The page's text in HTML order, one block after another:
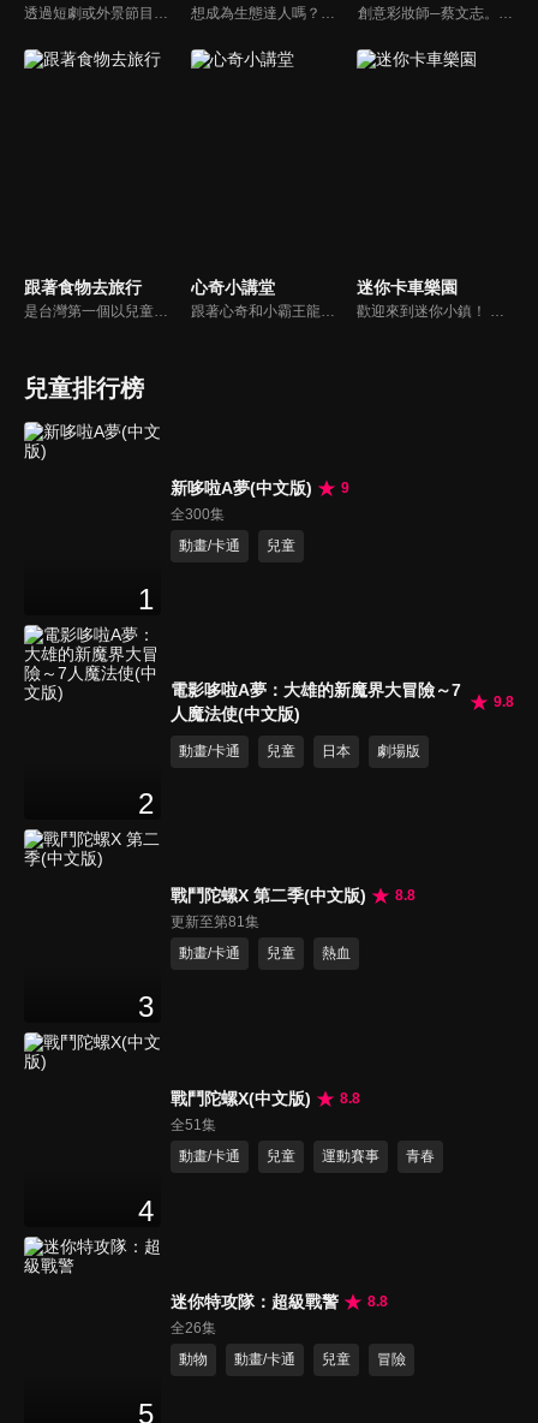
跟著食物去旅行
是台灣第一個以兒童的視野，帶領大家到食材的產地，了解食材生長的過程，以及農夫種植、養殖的辛苦，深具教育意義節目。透過長達三個月至半年的產地體驗，從一顆種子變成一桌子的菜，讓孩子更能深刻體會到生命的歷程，對食物營養、食品安全的認識，以及食文化的傳承、與環境的調和、對食物的感恩之心。
心奇小講堂
跟著心奇和小霸王龍的步伐 ，一起遊戲、 一起成長、 一起學習。
迷你卡車樂園
歡迎來到迷你小鎮！ 這是一部讓孩子們快樂的動畫片，這裡有各式各樣的街道汽車和建築汽車。 在迷你卡車和迷你小鎮系列動畫裡，孩子們可以與街道汽車裡的警車、消防車、救護車和建築汽車裡的吊車、推土機、挖掘機一起快樂地玩耍。
兒童排行榜
1
新哆啦A夢(中文版)
9
全300集
動畫/卡通
兒童
2
電影哆啦A夢：大雄的新魔界大冒險～7
人魔法使(中文版)
9.8
動畫/卡通 兒童 日本 劇場版
3
戰鬥陀螺X 第二季(中文版)
8.8
更新至第81集
動畫/卡通
兒童 熱血
4
戰鬥陀螺X(中文版)
8.8
全51集
動畫/卡通
兒童 運動賽事 青春
5
迷你特攻隊：超級戰警
8.8
全26集
動物
動畫/卡通 兒童 冒險